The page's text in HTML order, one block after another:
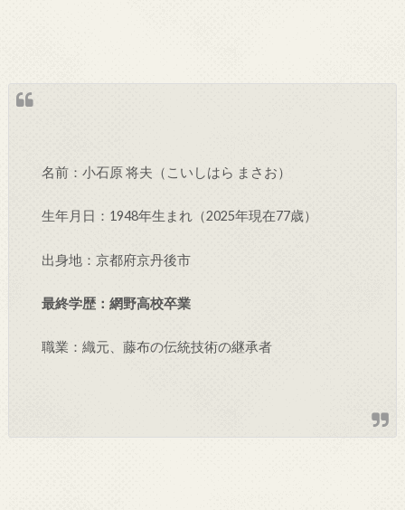
名前：小石原 将夫（こいしはら まさお）
生年月日：1948年生まれ（2025年現在77歳）
出身地：京都府京丹後市
最終学歴：網野高校卒業
職業：織元、藤布の伝統技術の継承者